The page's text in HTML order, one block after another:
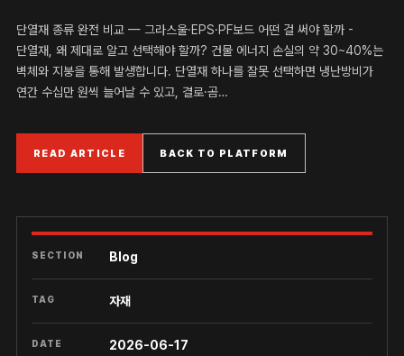
단열재 종류 완전 비교 — 그라스울·EPS·PF보드 어떤 걸 써야 할까 -
단열재, 왜 제대로 알고 선택해야 할까? 건물 에너지 손실의 약 30~40%는
벽체와 지붕을 통해 발생합니다. 단열재 하나를 잘못 선택하면 냉난방비가
연간 수십만 원씩 늘어날 수 있고, 결로·곰…
READ ARTICLE BACK TO PLATFORM
SECTION Blog
TAG 자재
DATE 2026-06-17